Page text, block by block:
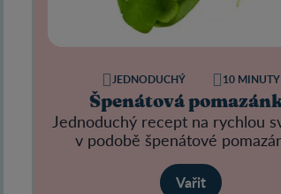
Špenátová
Jednoduchý recept na rychlou
v podobě špenátové
JEDNODUCHÝ 10 MINUTY
Vařit